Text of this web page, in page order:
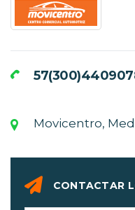
Movicentro,
CONTACTAR